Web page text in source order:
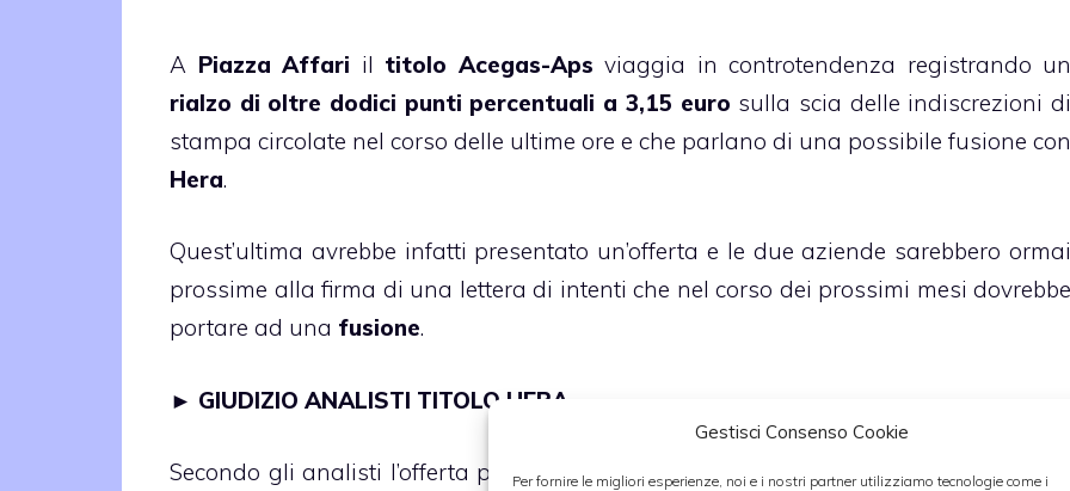
Gestisci Consenso Cookie
Per fornire le migliori esperienze, noi e i nostri partner utilizziamo tecnologie come i
A Piazza Affari il titolo Acegas-Aps viaggia in controtendenza registrando un
rialzo di oltre dodici punti percentuali a 3,15 euro sulla scia delle indiscrezioni di
stampa circolate nel corso delle ultime ore e che parlano di una possibile fusione con
Hera.
Quest’ultima avrebbe infatti presentato un’offerta e le due aziende sarebbero ormai
prossime alla firma di una lettera di intenti che nel corso dei prossimi mesi dovrebbe
portare ad una fusione.
► GIUDIZIO ANALISTI TITOLO HERA
Secondo gli analisti l’offerta presentata da Hera sarebbe piuttosto vantaggiosa, sia